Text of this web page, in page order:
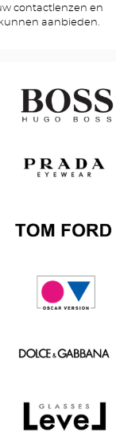
contactlenzen en
aanbieden.